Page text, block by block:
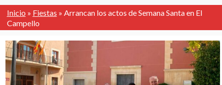
Inicio » Fiestas » Arrancan los actos de Semana Santa en El
Campello